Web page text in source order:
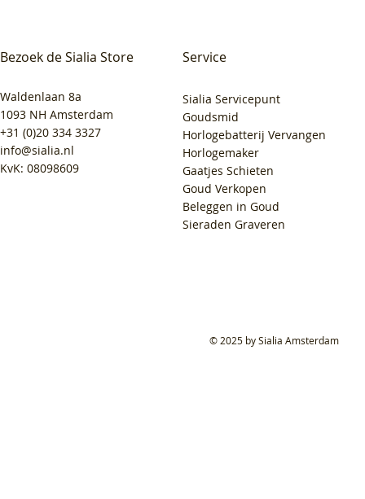
Bezoek de Sialia Store
Waldenlaan 8a
1093 NH Amsterdam
+31 (0)20 334 3327
info@sialia.nl
KvK: 08098609
Service
Sialia Servicepunt
Goudsmid
Horlogebatterij Vervangen
Horlogemaker
Gaatjes Schieten
Goud Verkopen
Beleggen in Goud
Sieraden Graveren
© 2025 by Sialia Amsterdam